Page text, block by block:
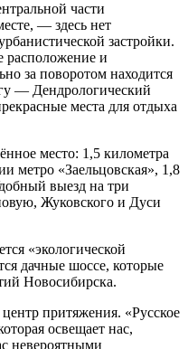
части
— здесь нет
застройки.
расположение и
за поворотом находится
— Дендрологический
места для отдыха
место: 1,5 километра
метро «Заельцовская», 1,8
выезд на три
Жуковского и Дуси
«экологической
дачные шоссе, которые
Новосибирска.
притяжения. «Русское
освещает нас,
невероятными